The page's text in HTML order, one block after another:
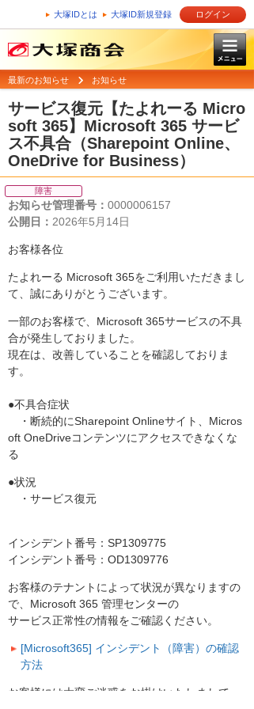
大塚IDとは 大塚ID新規登録 ログイン
最新のお知らせ お知らせ
サービス復元【たよれーる Micro
soft 365】Microsoft 365 サービ
ス不具合（Sharepoint Online、
OneDrive for Business）
障害
お知らせ管理番号： 0000006157
公開日： 2026年5月14日
お客様各位
たよれーる Microsoft 365をご利用いただきまし
て、誠にありがとうございます。
一部のお客様で、Microsoft 365サービスの不具
合が発生しておりました。
現在は、改善していることを確認しておりま
す。
●不具合症状
・断続的にSharepoint Onlineサイト、Micros
oft OneDriveコンテンツにアクセスできなくな
る
●状況
・サービス復元
インシデント番号：SP1309775
インシデント番号：OD1309776
お客様のテナントによって状況が異なりますの
で、Microsoft 365 管理センターの
サービス正常性の情報をご確認ください。
[Microsoft365] インシデント（障害）の確認
方法
お客様には大変ご迷惑をお掛けいたしまして、